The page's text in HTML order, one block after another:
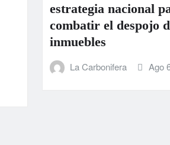
estrategia nacional
combatir el despojo
inmuebles
La Carbonifera Ago